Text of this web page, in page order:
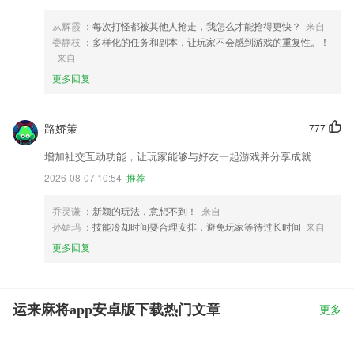
从辉霞 ：每次打怪都被其他人抢走，我怎么才能抢得更快？ 来自
娄静枝 ：多样化的任务和副本，让玩家不会感到游戏的重复性。！
来自
更多回复
777
路娇策
增加社交互动功能，让玩家能够与好友一起游戏并分享成就
2026-08-07 10:54 推荐
乔灵谦 ：新颖的玩法，意想不到！
来自
孙媚玛 ：技能冷却时间要合理安排，避免玩家等待过长时间 来自
更多回复
运来麻将app安卓版下载热门文章 更多